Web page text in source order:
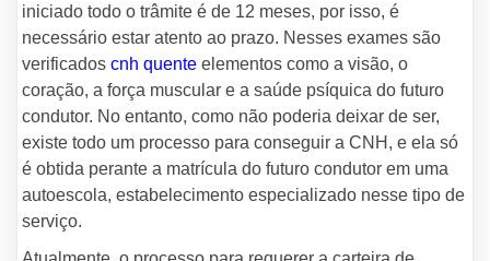
iniciado todo o trâmite é de 12 meses, por isso, é
necessário estar atento ao prazo. Nesses exames são
verificados cnh quente elementos como a visão, o
coração, a força muscular e a saúde psíquica do futuro
condutor. No entanto, como não poderia deixar de ser,
existe todo um processo para conseguir a CNH, e ela só
é obtida perante a matrícula do futuro condutor em uma
autoescola, estabelecimento especializado nesse tipo de
serviço.